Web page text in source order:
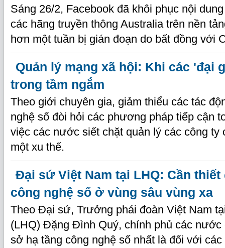
Sáng 26/2, Facebook đã khôi phục nội
các hãng truyền thông Australia trên nền
hơn một tuần bị gián đoạn do bất đồng với
Quản lý mạng xã hội: Khi các 'đại
trong tầm ngắm
Theo giới chuyên gia, giảm thiểu các tác
nghệ số đòi hỏi các phương pháp tiếp cận
việc các nước siết chặt quản lý các công ty
một xu thế.
Đại sứ Việt Nam tại LHQ: Cần
công nghệ số ở vùng sâu vùng xa
Theo Đại sứ, Trưởng phái đoàn Việt Nam
(LHQ) Đặng Đình Quý, chính phủ các
sở hạ tầng công nghệ số nhất là đối với